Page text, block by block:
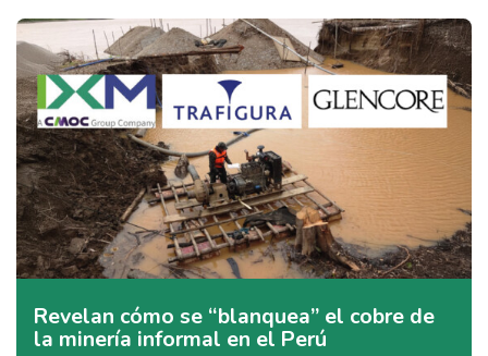
Revelan cómo se “blanquea” el cobre de
la minería informal en el Perú